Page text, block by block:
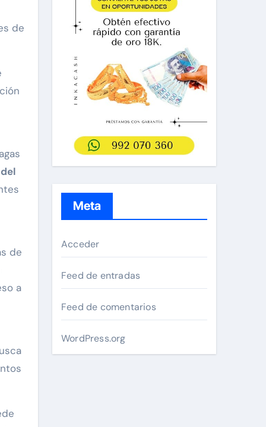
de
de
a
Meta
Acceder
Feed de entradas
Feed de comentarios
WordPress.org